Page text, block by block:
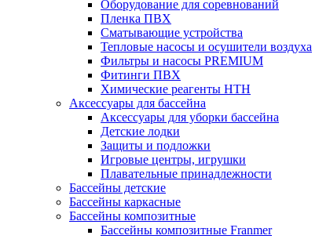
Оборудование для соревнований
Пленка ПВХ
Сматывающие устройства
Тепловые насосы и осушители воздуха
Фильтры и насосы PREMIUM
Фитинги ПВХ
Химические реагенты HTH
Аксессуары для бассейна
Аксессуары для уборки бассейна
Детские лодки
Защиты и подложки
Игровые центры, игрушки
Плавательные принадлежности
Бассейны детские
Бассейны каркасные
Бассейны композитные
Бассейны композитные Franmer